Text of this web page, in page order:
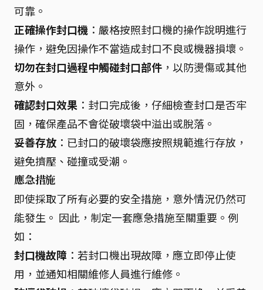
可靠。
正確操作封口機 ：嚴格按照封口機的操作說明進行
操作，避免因操作不當造成封口不良或機器損壞。
切勿在封口過程中觸碰封口部件 ，以防燙傷或其他
意外。
確認封口效果 ：封口完成後，仔細檢查封口是否牢
固，確保產品不會從破壞袋中溢出或脫落。
妥善存放 ：已封口的破壞袋應按照規範進行存放，
避免擠壓、碰撞或受潮。
應急措施
即使採取了所有必要的安全措施，意外情況仍然可
能發生。 因此，制定一套應急措施至關重要。例
如：
封口機故障 ：若封口機出現故障，應立即停止使
用，並通知相關維修人員進行維修。